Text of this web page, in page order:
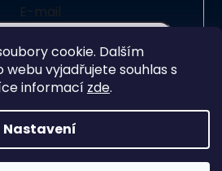
cookie. Dalším
vyjadřujete souhlas s
informací zde.
Nastavení
E-mail
spodmínkami ochrany
údajů
Přihlásit se